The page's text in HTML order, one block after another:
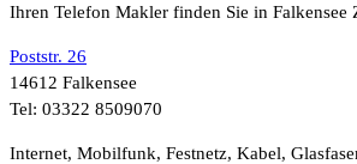
Ihren Telefon Makler finden Sie in Falkensee
Poststr. 26
14612 Falkensee
Tel: 03322 8509070
Internet, Mobilfunk, Festnetz, Kabel,